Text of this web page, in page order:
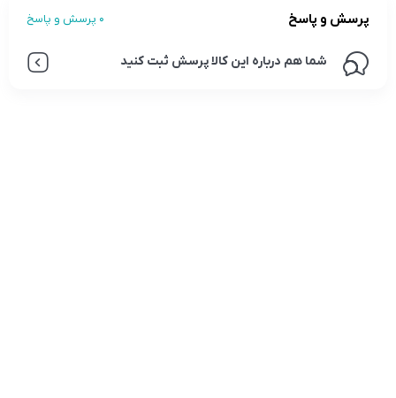
پرسش و پاسخ 0 پرسش و پاسخ
شما هم درباره این کالا پرسش ثبت کنید